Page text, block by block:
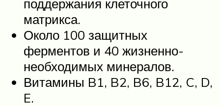
поддержания клеточного
матрикса.
Около 100 защитных
ферментов и 40 жизненно-
необходимых минералов.
Витамины B1, B2, B6, B12, C, D,
E.